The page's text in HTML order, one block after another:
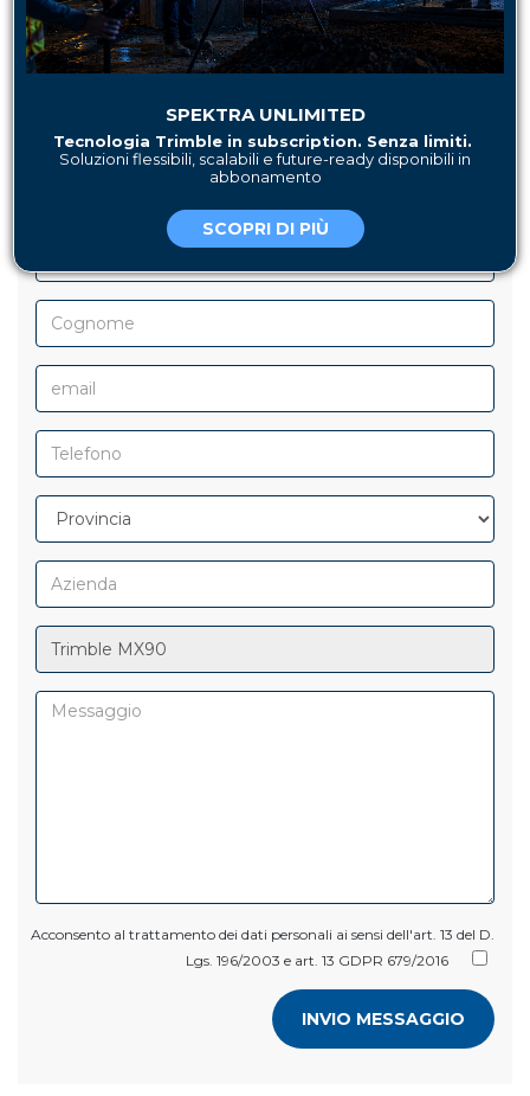
SPEKTRA UNLIMITED
Tecnologia Trimble in subscription. Senza limiti.
Soluzioni flessibili, scalabili e future-ready disponibili in
abbonamento
SCOPRI DI PIÙ
HAI BISOGNO DI MAGGIORI
Acconsento al trattamento dei dati personali ai sensi dell'art. 13 del D.
Lgs. 196/2003 e art. 13 GDPR 679/2016
INVIO MESSAGGIO